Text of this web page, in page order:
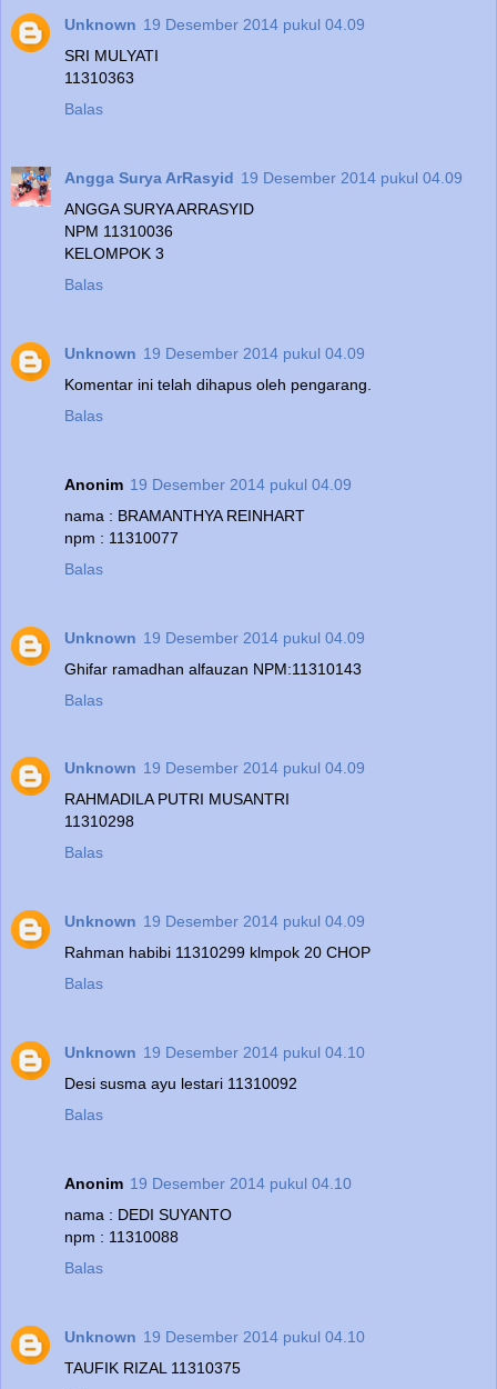
Unknown 19 Desember 2014 pukul 04.09
SRI MULYATI
11310363
Balas
Angga Surya ArRasyid 19 Desember 2014 pukul 04.09
ANGGA SURYA ARRASYID
NPM 11310036
KELOMPOK 3
Balas
Unknown 19 Desember 2014 pukul 04.09
Komentar ini telah dihapus oleh pengarang.
Balas
Anonim 19 Desember 2014 pukul 04.09
nama : BRAMANTHYA REINHART
npm : 11310077
Balas
Unknown 19 Desember 2014 pukul 04.09
Ghifar ramadhan alfauzan NPM:11310143
Balas
Unknown 19 Desember 2014 pukul 04.09
RAHMADILA PUTRI MUSANTRI
11310298
Balas
Unknown 19 Desember 2014 pukul 04.09
Rahman habibi 11310299 klmpok 20 CHOP
Balas
Unknown 19 Desember 2014 pukul 04.10
Desi susma ayu lestari 11310092
Balas
Anonim 19 Desember 2014 pukul 04.10
nama : DEDI SUYANTO
npm : 11310088
Balas
Unknown 19 Desember 2014 pukul 04.10
TAUFIK RIZAL 11310375